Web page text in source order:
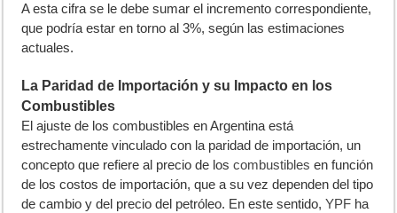
A esta cifra se le debe sumar el incremento correspondiente,
que podría estar en torno al 3%, según las estimaciones
actuales.
La Paridad de Importación y su Impacto en los
Combustibles
El ajuste de los combustibles en Argentina está
estrechamente vinculado con la paridad de importación, un
concepto que refiere al precio de loscombustibles en función
de los costos de importación, que a su vez dependen del tipo
de cambio y del precio del petróleo. En este sentido,YPF ha